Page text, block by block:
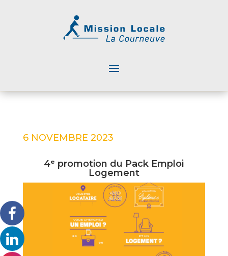
6 NOVEMBRE 2023
4ᵉ promotion du Pack Emploi
Logement